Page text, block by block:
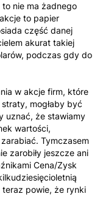
nie ma żadnego
to papier
część danej
akurat takiej
podczas gdy do
w akcje firm, które
mogłaby być
uznać, że stawiamy
wartości,
Tymczasem
zarobiły jeszcze ani
Cena/Zysk
powie, że rynki